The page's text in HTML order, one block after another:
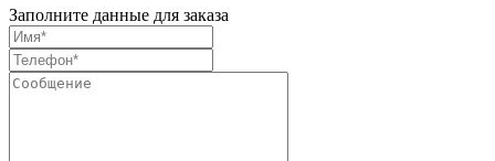
Заполните данные для заказа